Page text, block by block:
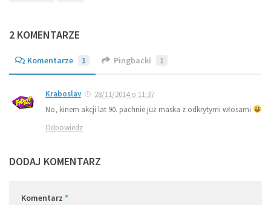
2 KOMENTARZE
Komentarze 1 Pingbacki 1
Kraboslav
28/11/2014 o 11:37
No, kinem akcji lat 90. pachnie już maska z odkrytymi włosami
Odpowiedz
DODAJ KOMENTARZ
Komentarz *